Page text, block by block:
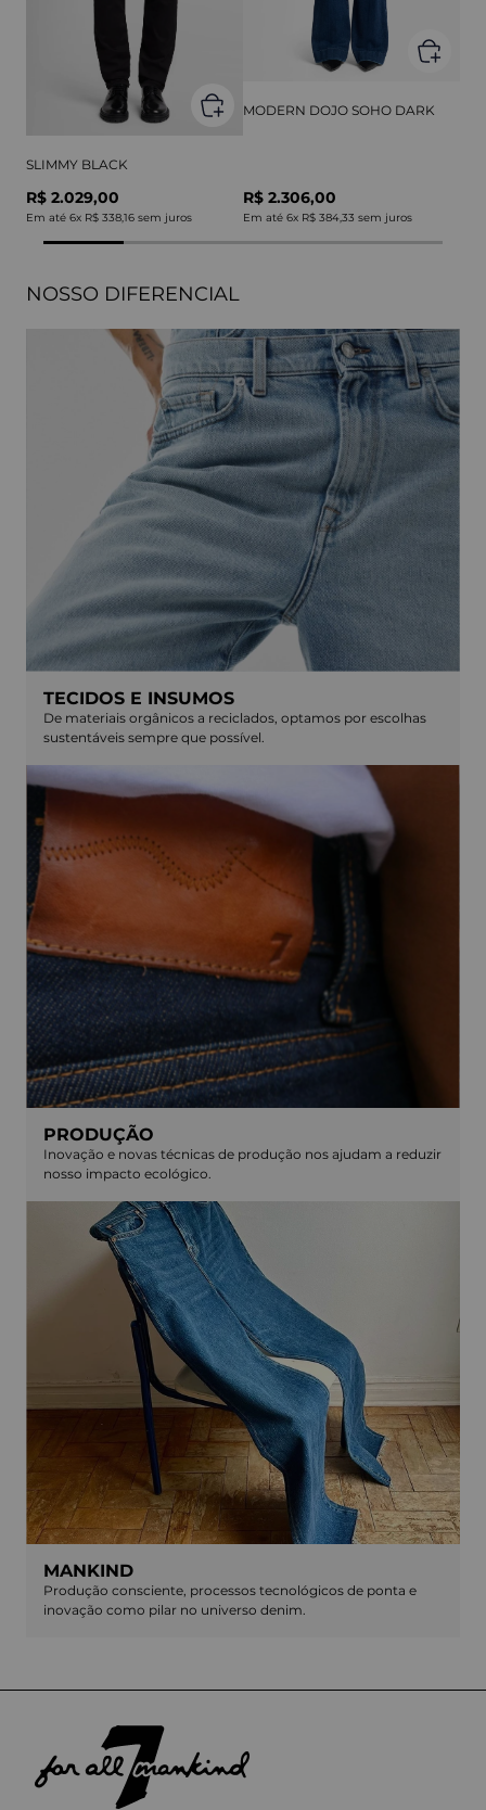
SLIMMY BLACK
R$ 2.029,00
Em até 6x R$ 338,16 sem juros
MODERN DOJO SOHO DARK
R$ 2.306,00
Em até 6x R$ 384,33 sem juros
NOSSO DIFERENCIAL
TECIDOS E INSUMOS
De materiais orgânicos a reciclados, optamos por escolhas
sustentáveis sempre que possível.
PRODUÇÃO
Inovação e novas técnicas de produção nos ajudam a reduzir
nosso impacto ecológico.
MANKIND
Produção consciente, processos tecnológicos de ponta e
inovação como pilar no universo denim.